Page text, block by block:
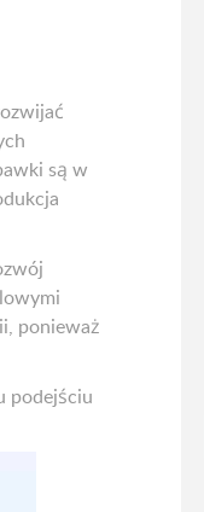
są w
ponieważ
podejściu